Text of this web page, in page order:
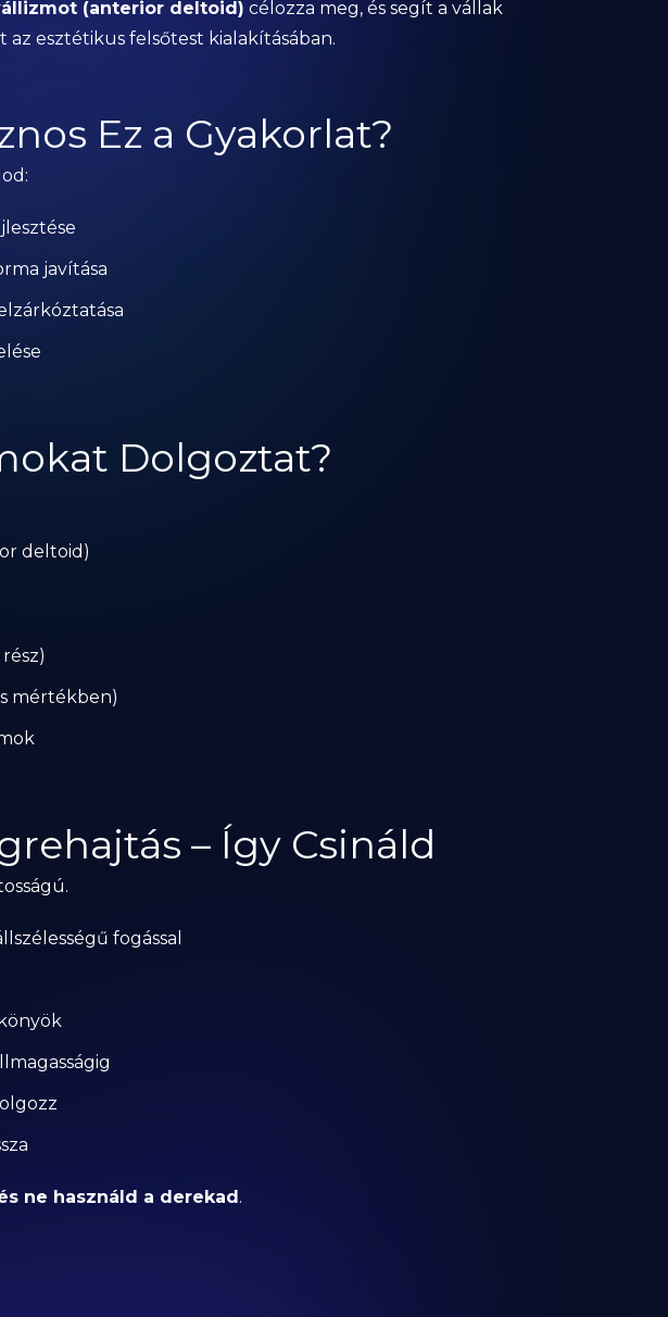
(anterior deltoid) célozza meg, és segít a vállak
az esztétikus felsőtest kialakításában.
Ez a Gyakorlat?
javítása
Dolgoztat?
deltoid)
mértékben)
– Így Csináld
fogással
ne használd a derekad.